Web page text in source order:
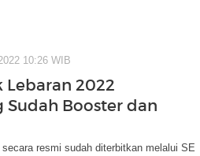
10:26 WIB
2022
Sudah Booster dan
resmi sudah diterbitkan melalui SE